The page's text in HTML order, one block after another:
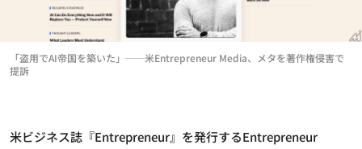
「盗用でAI帝国を築いた」──米Entrepreneur Media、メタを著作権侵害で
提訴
米ビジネス誌『Entrepreneur』を発行するEntrepreneur